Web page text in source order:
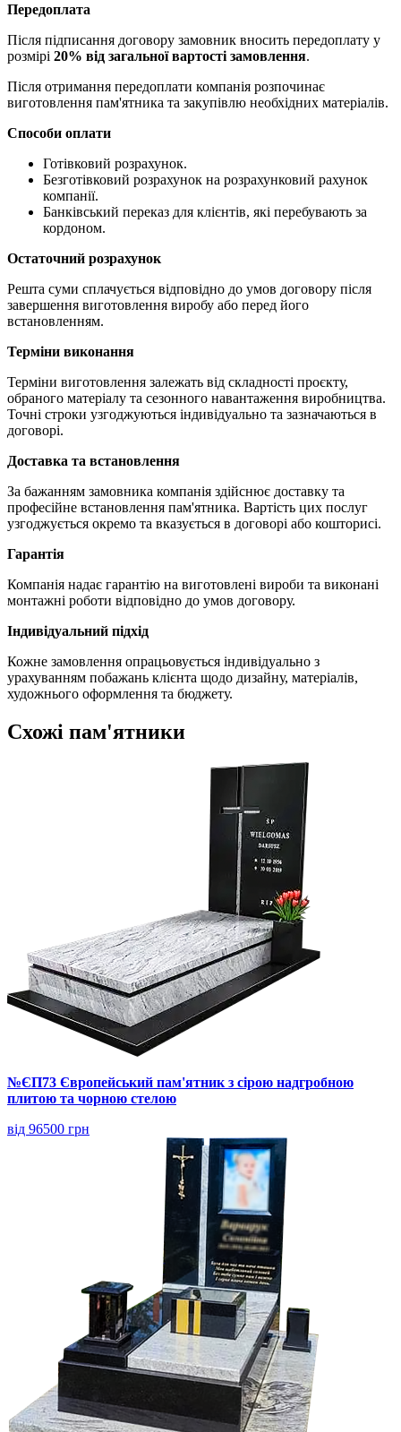
Передоплата
Після підписання договору замовник вносить передоплату у
розмірі 20% від загальної вартості замовлення.
Після отримання передоплати компанія розпочинає
виготовлення пам'ятника та закупівлю необхідних матеріалів.
Способи оплати
Готівковий розрахунок.
Безготівковий розрахунок на розрахунковий рахунок
компанії.
Банківський переказ для клієнтів, які перебувають за
кордоном.
Остаточний розрахунок
Решта суми сплачується відповідно до умов договору після
завершення виготовлення виробу або перед його
встановленням.
Терміни виконання
Терміни виготовлення залежать від складності проєкту,
обраного матеріалу та сезонного навантаження виробництва.
Точні строки узгоджуються індивідуально та зазначаються в
договорі.
Доставка та встановлення
За бажанням замовника компанія здійснює доставку та
професійне встановлення пам'ятника. Вартість цих послуг
узгоджується окремо та вказується в договорі або кошторисі.
Гарантія
Компанія надає гарантію на виготовлені вироби та виконані
монтажні роботи відповідно до умов договору.
Індивідуальний підхід
Кожне замовлення опрацьовується індивідуально з
урахуванням побажань клієнта щодо дизайну, матеріалів,
художнього оформлення та бюджету.
Схожі пам'ятники
№ЄП73 Європейський пам'ятник з сірою надгробною
плитою та чорною стелою
від 96500 грн